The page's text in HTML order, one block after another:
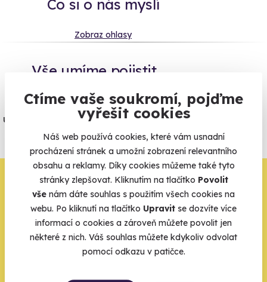
Ctíme vaše soukromí, pojďme
vyřešit cookies
Náš web používá cookies, které vám usnadní
procházení stránek a umožní zobrazení relevantního
obsahu a reklamy. Díky cookies můžeme také tyto
stránky zlepšovat. Kliknutím na tlačítko Povolit
vše nám dáte souhlas s použitím všech cookies na
webu. Po kliknutí na tlačítko Upravit se dozvíte více
informací o cookies a zároveň můžete povolit jen
některé z nich. Váš souhlas můžete kdykoliv odvolat
pomocí odkazu v patičce.
Co si o nás myslí
Zobraz ohlasy
Vše umíme pojistit
Jeden nikdy neví. Máme nejvyšší
úrazové pojištění z nabídky zážitkových
agentur.
Vše o pojištění
Zbývá jeden krok,
zbytek zařídíme my
Váš e-mail je vstupenka do světa, kde se žije naplno. Pojďte